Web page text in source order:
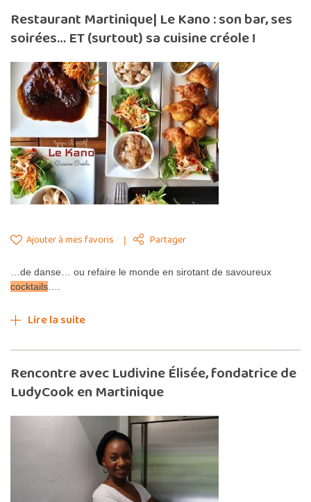
Restaurant Martinique| Le Kano : son bar, ses
soirées… ET (surtout) sa cuisine créole !
Ajouter à mes favoris Partager
…de danse… ou refaire le monde en sirotant de savoureux
cocktails
Lire la suite
Rencontre avec Ludivine Élisée, fondatrice de
LudyCook en Martinique